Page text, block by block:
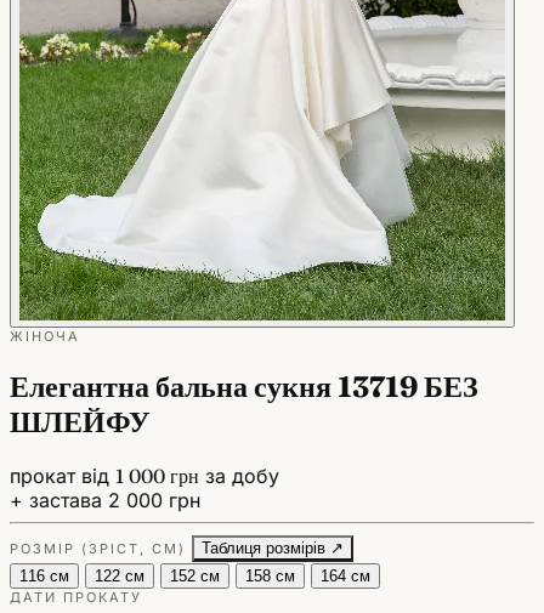
ЖІНОЧА
Елегантна бальна сукня 13719 БЕЗ
ШЛЕЙФУ
прокат від 1 000 грн за добу
+ застава 2 000 грн
РОЗМІР (ЗРІСТ, СМ)
Таблиця розмірів ↗
116 см
122 см 152 см 158 см 164 см
ДАТИ ПРОКАТУ